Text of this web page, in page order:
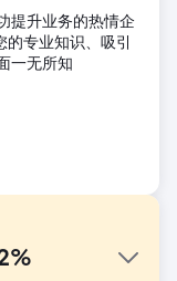
提升业务的热情企
专业知识、吸引
一无所知